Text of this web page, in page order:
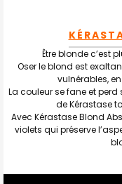
Être blonde c’est
Oser le blond est
vulnérables,
La couleur se fane et
de Kérastase
Avec Kérastase Blond
violets qui préserve